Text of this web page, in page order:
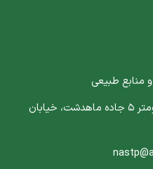
منابع طبیعی
آدرس : استان البرز، کرج، کیلومتر 5 جاده ماهدشت، خیابان